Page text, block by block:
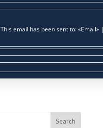
This email has been sent to:
Search